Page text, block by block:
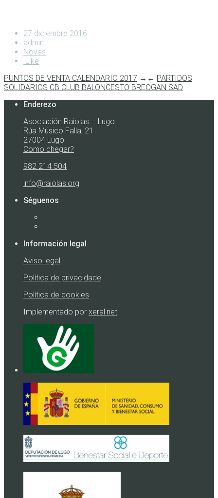
27 diciembre 2016
admin
Novas
Like
PUNTOS DE VENTA CALENDARIO 2017 → ← PARTIDOS
SOLIDARIOS CB CLUB BALONCESTO BREOGAN SAD
Enderezo
Asociación Raiolas – Lugo
Rúa Músico Falla, 21
27004 Lugo
Como chegar?
982 214 504
info@raiolas.org
Séguenos
Información legal
Aviso legal
Política de privacidade
Política de cookies
Implementado por xeral.net